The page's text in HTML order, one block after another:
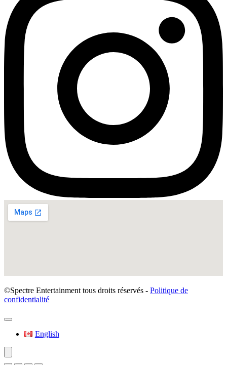
©Spectre Entertainment tous droits réservés - Politique de
confidentialité
English